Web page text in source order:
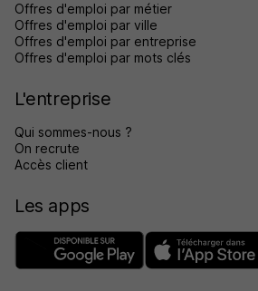
Offres d'emploi par métier
Offres d'emploi par ville
Offres d'emploi par entreprise
Offres d'emploi par mots clés
L'entreprise
Qui sommes-nous ?
On recrute
Accès client
Les apps